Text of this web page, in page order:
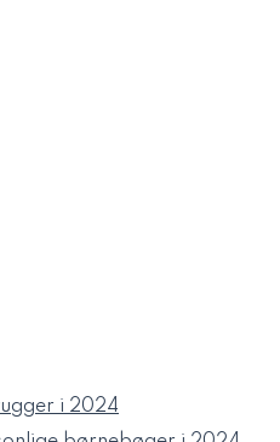
i 2024